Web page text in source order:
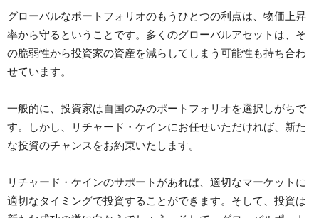
グローバルなポートフォリオのもうひとつの利点は、物価上昇
率から守るということです。多くのグローバルアセットは、そ
の脆弱性から投資家の資産を減らしてしまう可能性も持ち合わ
せています。
一般的に、投資家は自国のみのポートフォリオを選択しがちで
す。しかし、リチャード・ケインにお任せいただければ、新た
な投資のチャンスをお約束いたします。
リチャード・ケインのサポートがあれば、適切なマーケットに
適切なタイミングで投資することができます。そして、投資は